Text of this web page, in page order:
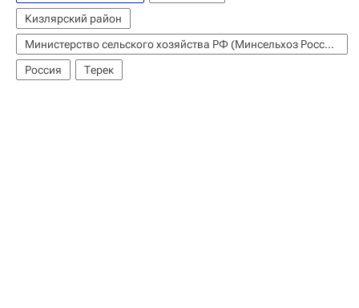
Кизлярский район
Министерство сельского хозяйства РФ (Минсельхоз России)
Россия
Терек